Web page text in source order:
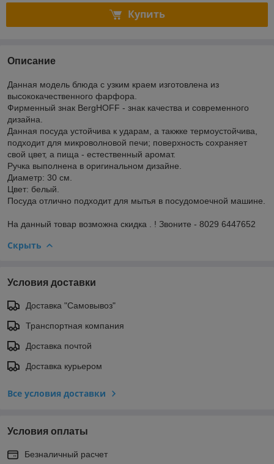
Купить
Описание
Данная модель блюда с узким краем изготовлена из
высококачественного фарфора.
Фирменный знак BergHOFF - знак качества и современного
дизайна.
Данная посуда устойчива к ударам, а такжке термоустойчива,
подходит для микроволновой печи; поверхность сохраняет
свой цвет, а пища - естественный аромат.
Ручка выполнена в оригинальном дизайне.
Диаметр: 30 см.
Цвет: белый.
Посуда отлично подходит для мытья в посудомоечной машине.
На данный товар возможна скидка . ! Звоните - 8029 6447652
Скрыть
Условия доставки
Доставка "Самовывоз"
Транспортная компания
Доставка почтой
Доставка курьером
Все условия доставки
Условия оплаты
Безналичный расчет